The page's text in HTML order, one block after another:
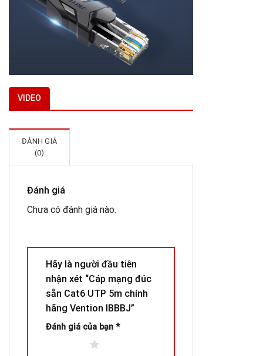
VIDEO
ĐÁNH GIÁ
(0)
Đánh giá
Chưa có đánh giá nào.
Hãy là người đầu tiên
nhận xét “Cáp mạng đúc
sẵn Cat6 UTP 5m chính
hãng Vention IBBBJ”
Đánh giá của bạn *